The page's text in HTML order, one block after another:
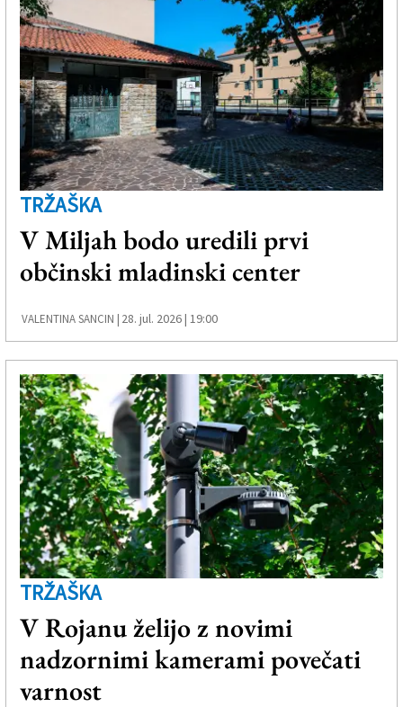
TRŽAŠKA
V Miljah bodo uredili prvi
občinski mladinski center
VALENTINA SANCIN | 28. jul. 2026 | 19:00
TRŽAŠKA
V Rojanu želijo z novimi
nadzornimi kamerami povečati
varnost